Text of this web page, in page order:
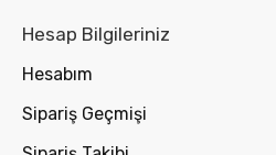
Hesap Bilgileriniz
Hesabım
Sipariş Geçmişi